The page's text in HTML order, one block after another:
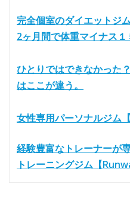
完全個室のダイエットジ
2ヶ月間で体重マイナス
ひとりではできなかった
はここが違う。
女性専用パーソナルジム
経験豊富なトレーナーが
トレーニングジム【